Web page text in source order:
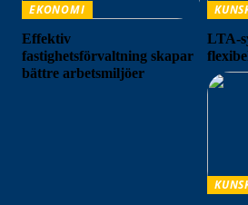
EKONOMI
Effektiv
fastighetsförvaltning skapar
bättre arbetsmiljöer
LTA-